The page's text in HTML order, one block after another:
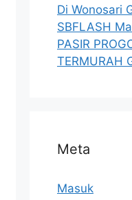
Di Wonosari
SBFLASH
PASIR
TERMURAH
Meta
Masuk